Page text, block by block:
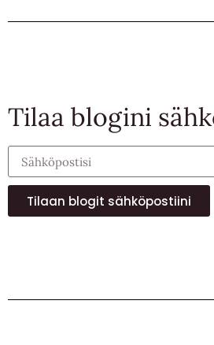
Tilaa blogini
Tilaan blogit sähköpostiini